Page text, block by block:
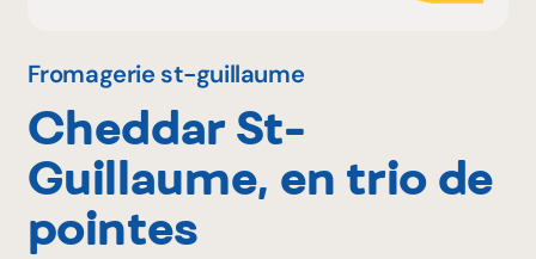
Fromagerie st-guillaume
Cheddar St-
Guillaume, en trio de
pointes